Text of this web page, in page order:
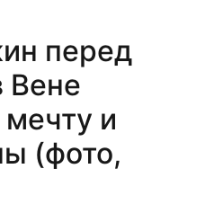
перед
Вене
и
(фото,